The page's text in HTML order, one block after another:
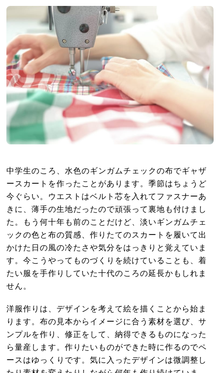
中学生のころ、水色のギンガムチェックの布でギャザ
ースカートを作ったことがあります。季節はちょうど
今ぐらい。ウエストはベルト芯を入れてファスナーあ
きに、薄手の生地だったので頑張って裏地も付けまし
た。もう何十年も前のことだけど、淡いギンガムチェ
ックの色と布の質感、作りたてのスカートを履いて出
かけた日の風の冷たさや気分をはっきりと覚えていま
す。今こうやってものづくりを続けていることも、着
たい服を手作りしていた十代のころの延長かもしれま
せん。
洋服作りは、デザインを考えて絵を描くことから始ま
ります。布の見本からイメージに合う素材を選び、サ
ンプルを作り、修正をして、納得できるものになった
ら量産します。作りたいものができた時に作るのでペ
ースはゆっくりです。気に入ったデザインは微調整し